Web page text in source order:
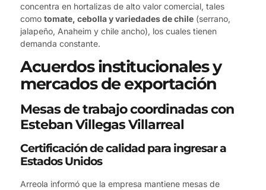
concentra en hortalizas de alto valor comercial, tales
como tomate, cebolla y variedades de chile (serrano,
jalapeño, Anaheim y chile ancho), los cuales tienen
demanda constante.
Acuerdos institucionales y
mercados de exportación
Mesas de trabajo coordinadas con
Esteban Villegas Villarreal
Certificación de calidad para ingresar a
Estados Unidos
Arreola informó que la empresa mantiene mesas de